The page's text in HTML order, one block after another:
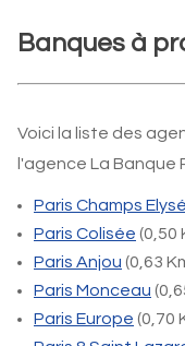
Banques à
Voici la liste des
l'agence La Banque
Paris Champs
Paris Colisée (0,50
Paris Anjou (0,63
Paris Monceau
Paris Europe (0,70